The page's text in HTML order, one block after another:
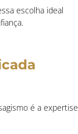
escolha ideal
é a expertise